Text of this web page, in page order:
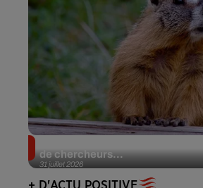
31 juillet 2026
de chercheurs...